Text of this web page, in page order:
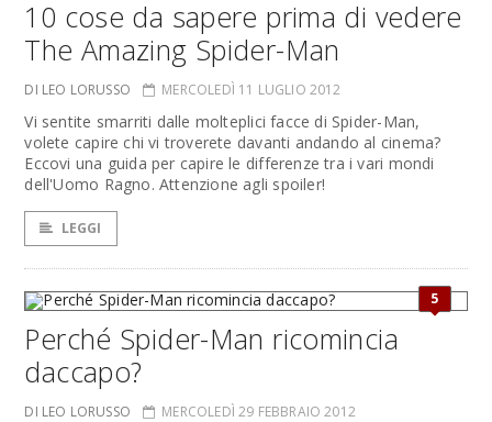
10 cose da sapere prima di vedere
The Amazing Spider-Man
DI LEO LORUSSO MERCOLEDÌ 11 LUGLIO 2012
Vi sentite smarriti dalle molteplici facce di Spider-Man,
volete capire chi vi troverete davanti andando al cinema?
Eccovi una guida per capire le differenze tra i vari mondi
dell'Uomo Ragno. Attenzione agli spoiler!
LEGGI
5
Perché Spider-Man ricomincia
daccapo?
DI LEO LORUSSO MERCOLEDÌ 29 FEBBRAIO 2012